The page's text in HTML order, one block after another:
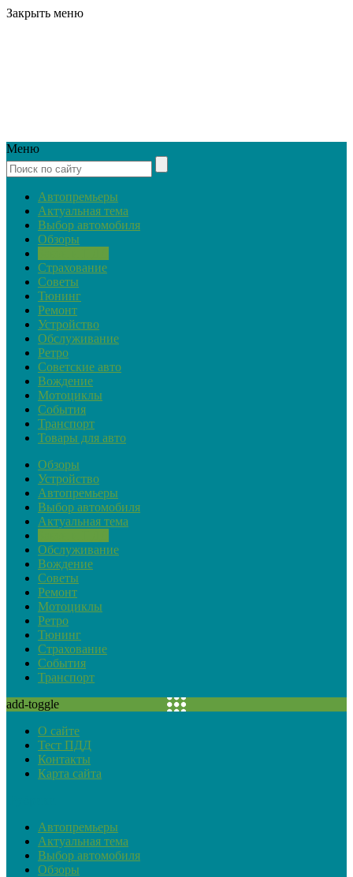
Закрыть меню
Меню
Автопремьеры
Актуальная тема
Выбор автомобиля
Обзоры
Страхование
Советы
Тюнинг
Ремонт
Устройство
Обслуживание
Ретро
Советские авто
Вождение
Мотоциклы
События
Транспорт
Товары для авто
Обзоры
Устройство
Автопремьеры
Выбор автомобиля
Актуальная тема
Обслуживание
Вождение
Советы
Ремонт
Мотоциклы
Ретро
Тюнинг
Страхование
События
Транспорт
add-toggle
О сайте
Тест ПДД
Контакты
Карта сайта
Автопремьеры
Актуальная тема
Выбор автомобиля
Обзоры